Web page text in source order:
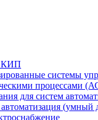
КИП
системы
процессами
для систем
(умный